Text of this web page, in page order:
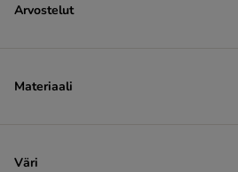
Arvostelut
Materiaali
Väri